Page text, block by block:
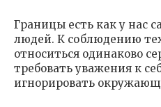
Границы есть как у нас
людей. К соблюдению
относиться одинаково
требовать уважения к
игнорировать